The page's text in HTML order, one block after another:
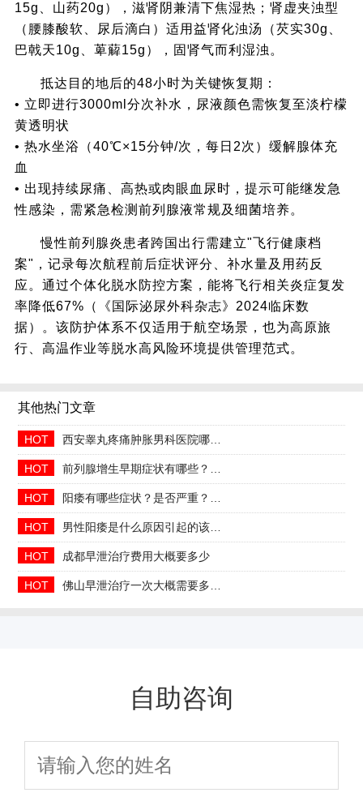
15g、山药20g），滋肾阴兼清下焦湿热；肾虚夹浊型
（腰膝酸软、尿后滴白）适用益肾化浊汤（芡实30g、
巴戟天10g、萆薢15g），固肾气而利湿浊。
抵达目的地后的48小时为关键恢复期：
• 立即进行3000ml分次补水，尿液颜色需恢复至淡柠檬
黄透明状
• 热水坐浴（40℃×15分钟/次，每日2次）缓解腺体充
血
• 出现持续尿痛、高热或肉眼血尿时，提示可能继发急
性感染，需紧急检测前列腺液常规及细菌培养。
慢性前列腺炎患者跨国出行需建立"飞行健康档
案"，记录每次航程前后症状评分、补水量及用药反
应。通过个体化脱水防控方案，能将飞行相关炎症复发
率降低67%（《国际泌尿外科杂志》2024临床数
据）。该防护体系不仅适用于航空场景，也为高原旅
行、高温作业等脱水高风险环境提供管理范式。
其他热门文章
HOT 西安睾丸疼痛肿胀男科医院哪家正规收费合理透明
HOT 前列腺增生早期症状有哪些？2026治疗方法与日常预防指南
HOT 阳痿有哪些症状？是否严重？会自己好吗
HOT 男性阳痿是什么原因引起的该如何治疗
HOT 成都早泄治疗费用大概要多少
HOT 佛山早泄治疗一次大概需要多少钱
自助咨询